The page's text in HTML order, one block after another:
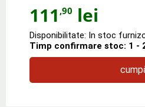
111 ,90 lei
Disponibilitate: In stoc
Timp confirmare stoc: 1 -